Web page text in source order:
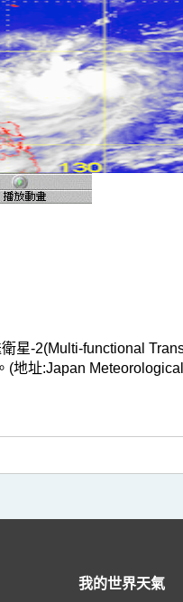
星-2(Multi-functional
地址:Japan
我的世界天氣